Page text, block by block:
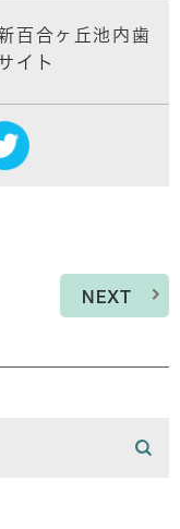
百合ヶ丘池内歯
イト
NEXT